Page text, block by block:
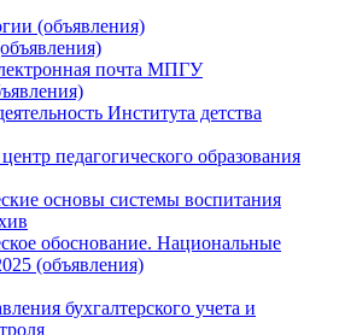
(объявления)
почта МПГУ
Института детства
педагогического образования
основы системы воспитания
обоснование. Национальные
(объявления)
бухгалтерского учета и